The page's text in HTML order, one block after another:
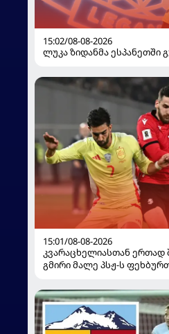
15:02/08-08-2026
ლუკა ზიდანმა ესპანეთში
15:01/08-08-2026
კვარაცხელიასთან ერთად
გმირი მალე პსჟ-ს